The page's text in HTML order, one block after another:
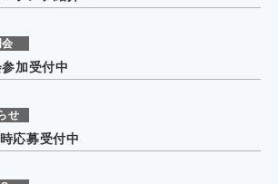
加受付中
せ
応募受付中